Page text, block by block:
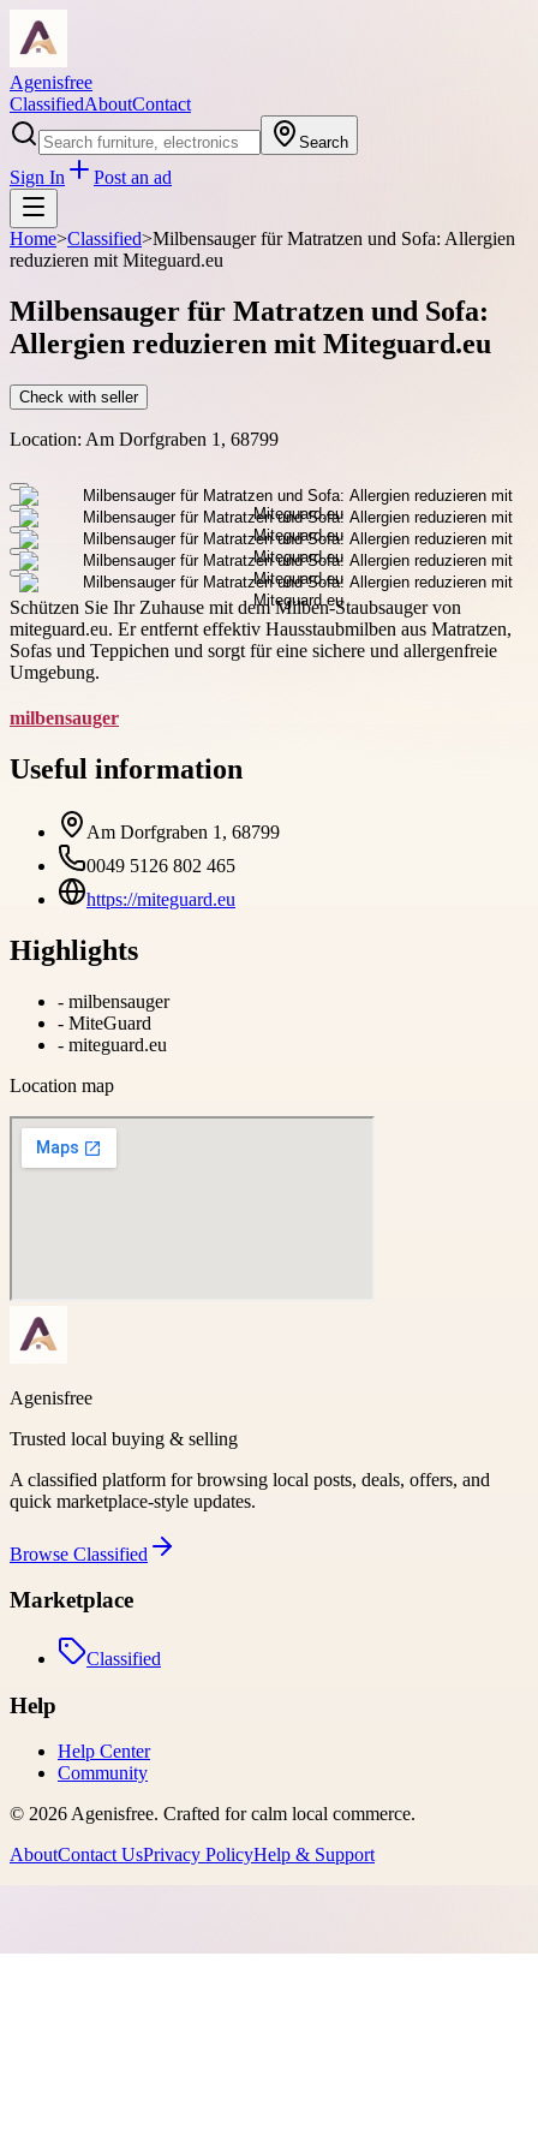
Agenisfree
ClassifiedAboutContact
Search
Sign In Post an ad
Home>Classified>Milbensauger für Matratzen und Sofa: Allergien
reduzieren mit Miteguard.eu
Milbensauger für Matratzen und Sofa:
Allergien reduzieren mit Miteguard.eu
Check with seller
Location: Am Dorfgraben 1, 68799
Schützen Sie Ihr Zuhause mit dem Milben-Staubsauger von
miteguard.eu. Er entfernt effektiv Hausstaubmilben aus Matratzen,
Sofas und Teppichen und sorgt für eine sichere und allergenfreie
Umgebung.
milbensauger
Useful information
Am Dorfgraben 1, 68799
0049 5126 802 465
https://miteguard.eu
Highlights
- milbensauger
- MiteGuard
- miteguard.eu
Location map
Agenisfree
Trusted local buying & selling
A classified platform for browsing local posts, deals, offers, and
quick marketplace-style updates.
Browse Classified
Marketplace
Classified
Help
Help Center
Community
© 2026Agenisfree. Crafted for calm local commerce.
AboutContact UsPrivacy PolicyHelp & Support